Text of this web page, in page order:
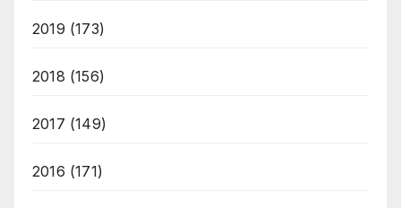
2019 (173)
2018 (156)
2017 (149)
2016 (171)